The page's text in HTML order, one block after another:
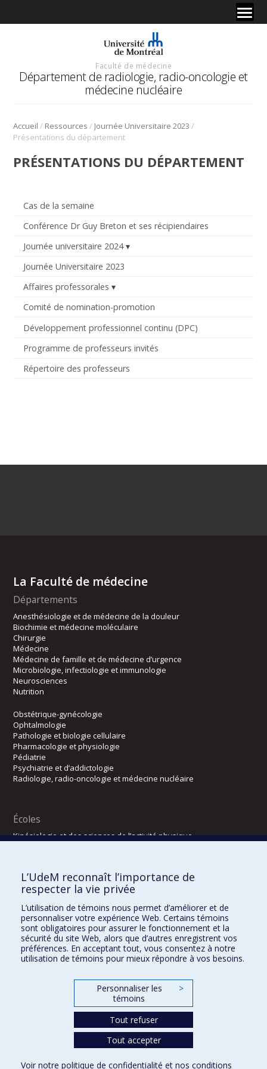
Faculté de médecine
Département de radiologie, radio-oncologie et
médecine nucléaire
Accueil / Ressources / Journée Universitaire 2023 /
Présentations du département
Cas de la semaine
Conférence Dr Guy Breton et ses récipiendaires
Journée universitaire 2024
Journée Universitaire 2023
Affaires professorales
Comité de nomination-promotion
Développement professionnel continu (DPC)
Programme de professeurs invités
Répertoire des professeurs
PRÉSENTATIONS DU DÉPARTEMENT
La Faculté de médecine
Départements
Anesthésiologie et de médecine de la douleur
Biochimie et médecine moléculaire
Chirurgie
Médecine
Médecine de famille et de médecine d’urgence
Microbiologie, infectiologie et immunologie
Neurosciences
Nutrition
Obstétrique-gynécologie
Ophtalmologie
Pathologie et biologie cellulaire
Pharmacologie et physiologie
Pédiatrie
Psychiatrie et d’addictologie
Radiologie, radio-oncologie et médecine nucléaire
Écoles
Kinésiologie et des sciences de l’activité physique
Directions
DPC
CPASS
Éthique clinique
Conditions d’utilisation 2025-2026
Khun Visith Keu
Dr Mathieu Dehaes
Projets d’étudiants – été 2026
29e concours du programme de support professoral (PSP)
L’UdeM reconnaît l’importance de
respecter la vie privée
L’utilisation de témoins nous permet d’améliorer et de
personnaliser votre expérience Web. Certains témoins
sont obligatoires pour assurer le fonctionnement et la
sécurité du site Web, alors que d’autres enregistrent vos
préférences. En acceptant tout, vous consentez à notre
utilisation de témoins pour mieux répondre à vos besoins.
Personnaliser les
témoins
>
Tout refuser
Tout accepter
Voir notre politique de confidentialité et nos conditions